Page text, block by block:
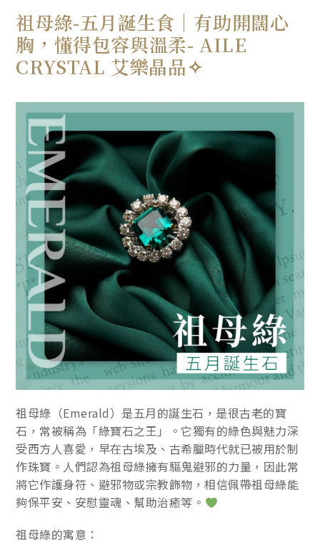
祖母綠-五月誕生食｜有助開闊心
胸，懂得包容與溫柔- AILE
CRYSTAL 艾樂晶品✧
祖母綠（Emerald）是五月的誕生石，是很古老的寶
石，常被稱為「綠寶石之王」。它獨有的綠色與魅力深
受西方人喜愛，早在古埃及、古希臘時代就已被用於制
作珠寶。人們認為祖母綠擁有驅鬼避邪的力量，因此常
將它作護身符、避邪物或宗教飾物，相信佩帶祖母綠能
夠保平安、安慰靈魂、幫助治癒等。
祖母綠的寓意：